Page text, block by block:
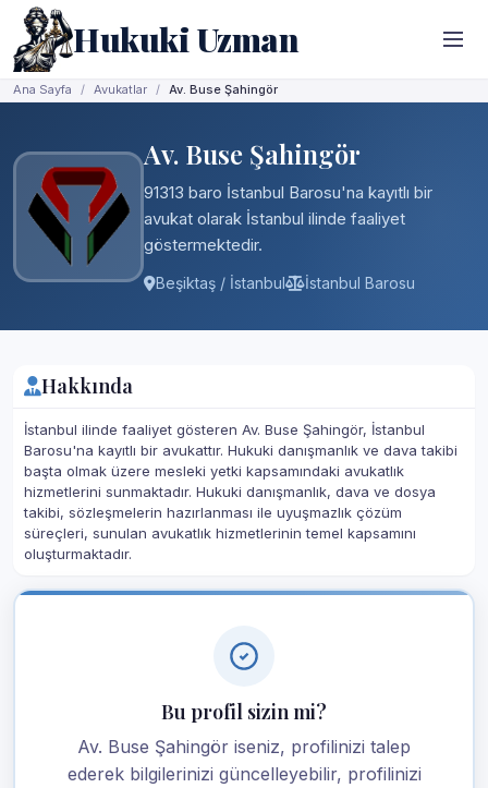
Hukuki Uzman
Ana Sayfa Avukatlar Av. Buse Şahingör
Av. Buse Şahingör
91313 baro İstanbul Barosu'na kayıtlı bir
avukat olarak İstanbul ilinde faaliyet
göstermektedir.
Beşiktaş / İstanbul İstanbul Barosu
Hakkında
İstanbul ilinde faaliyet gösteren Av. Buse Şahingör, İstanbul
Barosu'na kayıtlı bir avukattır. Hukuki danışmanlık ve dava takibi
başta olmak üzere mesleki yetki kapsamındaki avukatlık
hizmetlerini sunmaktadır. Hukuki danışmanlık, dava ve dosya
takibi, sözleşmelerin hazırlanması ile uyuşmazlık çözüm
süreçleri, sunulan avukatlık hizmetlerinin temel kapsamını
oluşturmaktadır.
Bu profil sizin mi?
Av. Buse Şahingör iseniz, profilinizi talep
ederek bilgilerinizi güncelleyebilir, profilinizi